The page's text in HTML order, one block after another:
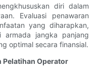
diri dalam
Evaluasi penawaran
yang diharapkan,
armada jangka panjang
optimal secara finansial.
Pelatihan Operator